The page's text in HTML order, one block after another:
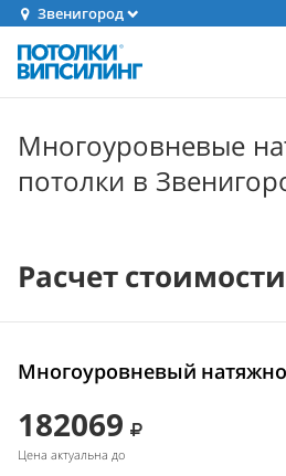
Звенигород
Многоуровневые
потолки в
Расчет стоимости
Многоуровневый
182069
Цена актуальна до